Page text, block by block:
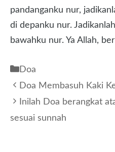
pandanganku nur,
di depanku nur.
bawahku nur. Ya Allah,
Kategori
Doa
Doa Membasuh Kaki
Inilah Doa berangkat
sesuai sunnah